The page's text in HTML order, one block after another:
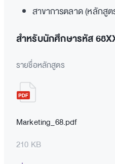
สาขาการตลาด (หลักสู
สำหรับนักศึกษารหัส
รายชื่อหลักสูตร
Marketing_68.pdf
210 KB